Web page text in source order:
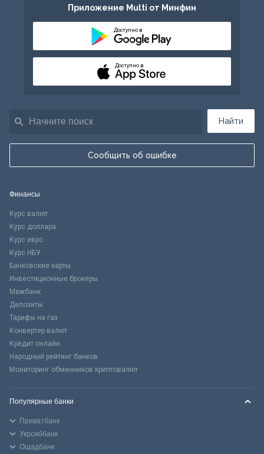
Найти
Сообщить об ошибке
Приложение Multi от Минфин
Доступно в
Доступно в
Финансы
Курс валют
Курс доллара
Курс евро
Курс НБУ
Банковские карты
Инвестиционные брокеры
Межбанк
Депозиты
Тарифы на газ
Конвертер валют
Кредит онлайн
Народный рейтинг банков
Мониторинг обменников криптовалют
Популярные банки
Приватбанк
Укрсиббанк
Ощадбанк